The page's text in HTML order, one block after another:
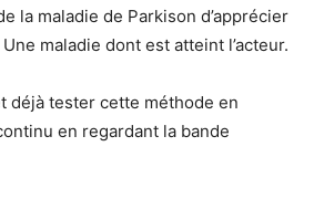
la maladie de Parkison d’apprécier
maladie dont est atteint l’acteur.
déjà tester cette méthode en
en regardant la bande